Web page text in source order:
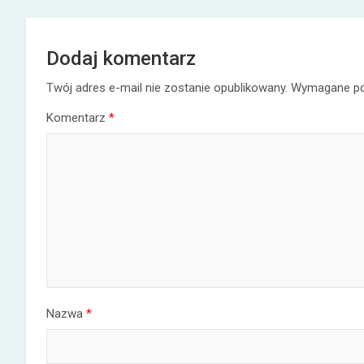
Dodaj komentarz
Twój adres e-mail nie zostanie opublikowany. Wymagane
Komentarz *
Nazwa *